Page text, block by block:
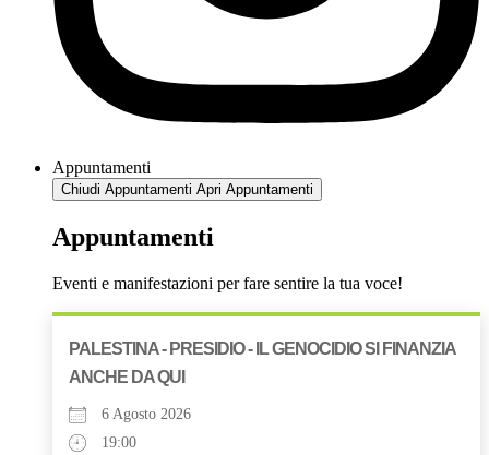
Appuntamenti
Chiudi Appuntamenti Apri Appuntamenti
Appuntamenti
Eventi e manifestazioni per fare sentire la tua voce!
PALESTINA - PRESIDIO - IL GENOCIDIO SI FINANZIA
ANCHE DA QUI
6 Agosto 2026
19:00